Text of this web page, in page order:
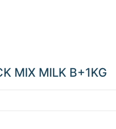
MIX MILK B+1KG